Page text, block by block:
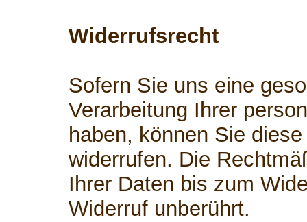
Widerrufsrecht
Sofern Sie uns eine
Verarbeitung Ihrer
haben, können Sie
widerrufen. Die
Ihrer Daten bis zum
Widerruf unberührt.